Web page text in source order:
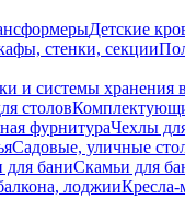
Детские
стенки, секции
и системы хранения
столов
фурнитураЧехлы
Садовые, уличные
для баниСкамьи для
лоджииКресла-